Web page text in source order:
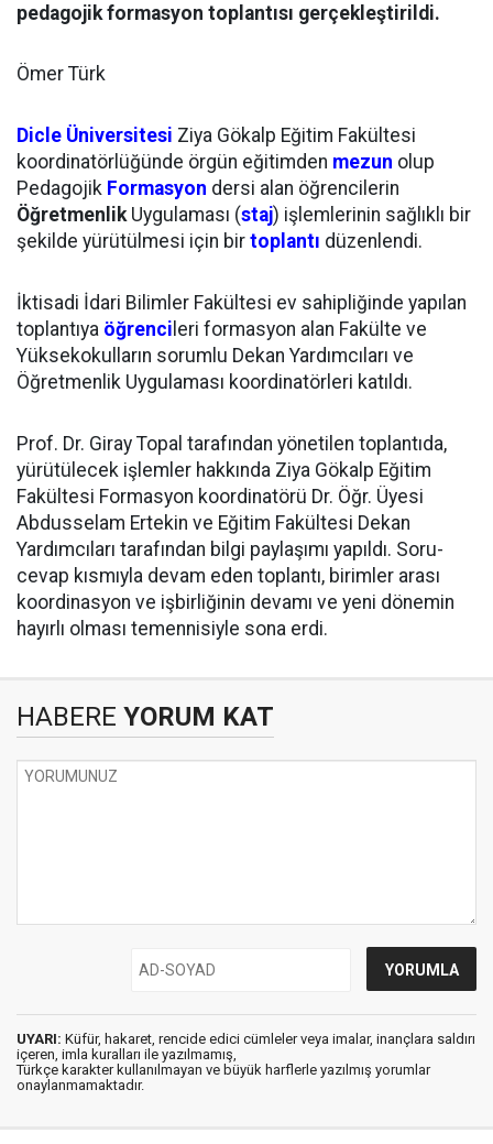
pedagojik formasyon toplantısı gerçekleştirildi.
Ömer Türk
Dicle Üniversitesi Ziya Gökalp Eğitim Fakültesi
koordinatörlüğünde örgün eğitimden mezun olup
Pedagojik Formasyon dersi alan öğrencilerin
ÖğretmenlikUygulaması (staj) işlemlerinin sağlıklı bir
şekilde yürütülmesi için bir toplantı düzenlendi.
İktisadi İdari Bilimler Fakültesi ev sahipliğinde yapılan
toplantıya öğrenci leri formasyon alan Fakülte ve
Yüksekokulların sorumlu Dekan Yardımcıları ve
Öğretmenlik Uygulaması koordinatörleri katıldı.
Prof. Dr. Giray Topal tarafından yönetilen toplantıda,
yürütülecek işlemler hakkında Ziya Gökalp Eğitim
Fakültesi Formasyon koordinatörü Dr. Öğr. Üyesi
Abdusselam Ertekin ve Eğitim Fakültesi Dekan
Yardımcıları tarafından bilgi paylaşımı yapıldı. Soru-
cevap kısmıyla devam eden toplantı, birimler arası
koordinasyon ve işbirliğinin devamı ve yeni dönemin
hayırlı olması temennisiyle sona erdi.
HABERE YORUM KAT
UYARI: Küfür, hakaret, rencide edici cümleler veya imalar, inançlara saldırı
içeren, imla kuralları ile yazılmamış,
Türkçe karakter kullanılmayan ve büyük harflerle yazılmış yorumlar
onaylanmamaktadır.